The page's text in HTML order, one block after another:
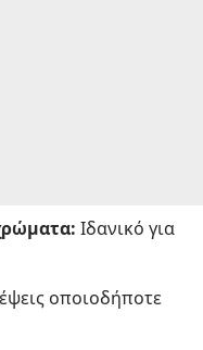
Ιδανικό για
οποιοδήποτε